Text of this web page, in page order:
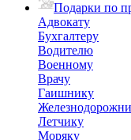
Подарки по
Адвокату
Бухгалтеру
Водителю
Военному
Врачу
Гаишнику
Летчику
Моряку